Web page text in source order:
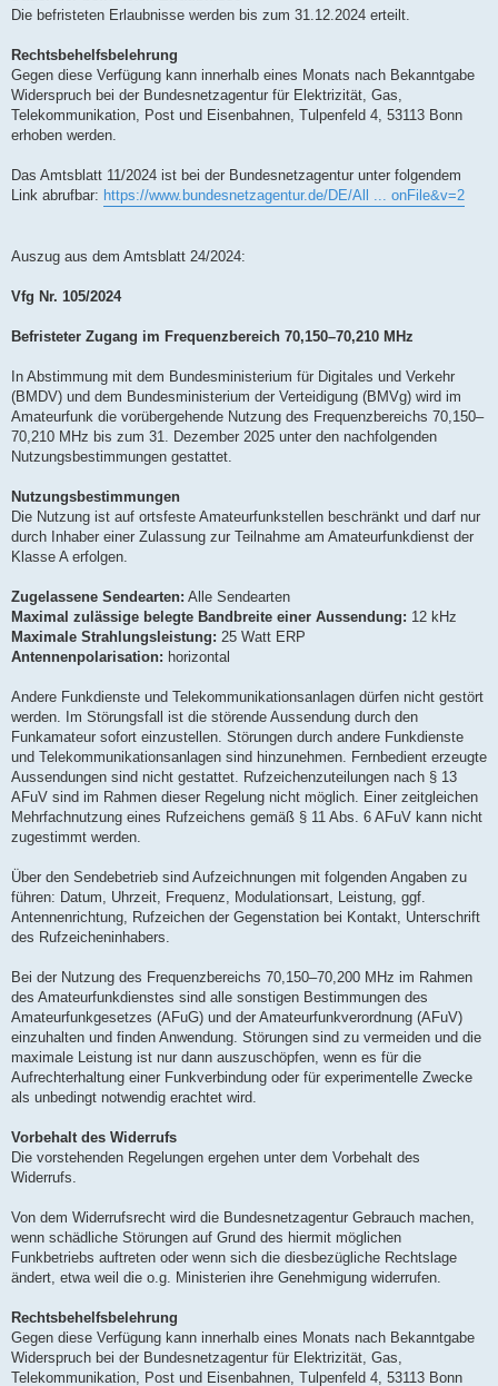
Die befristeten Erlaubnisse werden bis zum 31.12.2024 erteilt.
Rechtsbehelfsbelehrung
Gegen diese Verfügung kann innerhalb eines Monats nach Bekanntgabe
Widerspruch bei der Bundesnetzagentur für Elektrizität, Gas,
Telekommunikation, Post und Eisenbahnen, Tulpenfeld 4, 53113 Bonn
erhoben werden.
Das Amtsblatt 11/2024 ist bei der Bundesnetzagentur unter folgendem
Link abrufbar: https://www.bundesnetzagentur.de/DE/All ... onFile&v=2
Auszug aus dem Amtsblatt 24/2024:
Vfg Nr. 105/2024
Befristeter Zugang im Frequenzbereich 70,150–70,210 MHz
In Abstimmung mit dem Bundesministerium für Digitales und Verkehr
(BMDV) und dem Bundesministerium der Verteidigung (BMVg) wird im
Amateurfunk die vorübergehende Nutzung des Frequenzbereichs 70,150–
70,210 MHz bis zum 31. Dezember 2025 unter den nachfolgenden
Nutzungsbestimmungen gestattet.
Nutzungsbestimmungen
Die Nutzung ist auf ortsfeste Amateurfunkstellen beschränkt und darf nur
durch Inhaber einer Zulassung zur Teilnahme am Amateurfunkdienst der
Klasse A erfolgen.
Zugelassene Sendearten: Alle Sendearten
Maximal zulässige belegte Bandbreite einer Aussendung: 12 kHz
Maximale Strahlungsleistung: 25 Watt ERP
Antennenpolarisation: horizontal
Andere Funkdienste und Telekommunikationsanlagen dürfen nicht gestört
werden. Im Störungsfall ist die störende Aussendung durch den
Funkamateur sofort einzustellen. Störungen durch andere Funkdienste
und Telekommunikationsanlagen sind hinzunehmen. Fernbedient erzeugte
Aussendungen sind nicht gestattet. Rufzeichenzuteilungen nach § 13
AFuV sind im Rahmen dieser Regelung nicht möglich. Einer zeitgleichen
Mehrfachnutzung eines Rufzeichens gemäß § 11 Abs. 6 AFuV kann nicht
zugestimmt werden.
Über den Sendebetrieb sind Aufzeichnungen mit folgenden Angaben zu
führen: Datum, Uhrzeit, Frequenz, Modulationsart, Leistung, ggf.
Antennenrichtung, Rufzeichen der Gegenstation bei Kontakt, Unterschrift
des Rufzeicheninhabers.
Bei der Nutzung des Frequenzbereichs 70,150–70,200 MHz im Rahmen
des Amateurfunkdienstes sind alle sonstigen Bestimmungen des
Amateurfunkgesetzes (AFuG) und der Amateurfunkverordnung (AFuV)
einzuhalten und finden Anwendung. Störungen sind zu vermeiden und die
maximale Leistung ist nur dann auszuschöpfen, wenn es für die
Aufrechterhaltung einer Funkverbindung oder für experimentelle Zwecke
als unbedingt notwendig erachtet wird.
Vorbehalt des Widerrufs
Die vorstehenden Regelungen ergehen unter dem Vorbehalt des
Widerrufs.
Von dem Widerrufsrecht wird die Bundesnetzagentur Gebrauch machen,
wenn schädliche Störungen auf Grund des hiermit möglichen
Funkbetriebs auftreten oder wenn sich die diesbezügliche Rechtslage
ändert, etwa weil die o.g. Ministerien ihre Genehmigung widerrufen.
Rechtsbehelfsbelehrung
Gegen diese Verfügung kann innerhalb eines Monats nach Bekanntgabe
Widerspruch bei der Bundesnetzagentur für Elektrizität, Gas,
Telekommunikation, Post und Eisenbahnen, Tulpenfeld 4, 53113 Bonn